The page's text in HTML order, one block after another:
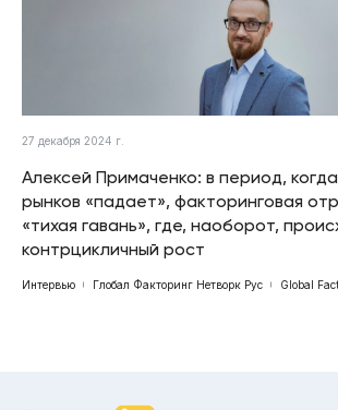
27 декабря 2024 г.
Алексей Примаченко: в период,
рынков «падает», факторинговая
«тихая гавань», где, наоборот,
контрцикличный рост
Интервью Глобал Факторинг Нетворк Рус Global